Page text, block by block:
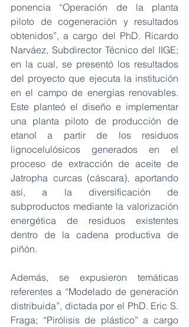
ponencia “Operación de la planta
piloto de cogeneración y resultados
obtenidos”, a cargo del PhD. Ricardo
Narváez, Subdirector Técnico del IIGE;
en la cual, se presentó los resultados
del proyecto que ejecuta la institución
en el campo de energías renovables.
Este planteó el diseño e implementar
una planta piloto de producción de
etanol a partir de los residuos
lignocelulósicos generados en el
proceso de extracción de aceite de
Jatropha curcas (cáscara), aportando
así, a la diversificación de
subproductos mediante la valorización
energética de residuos existentes
dentro de la cadena productiva de
piñón.
Además, se expusieron temáticas
referentes a “Modelado de generación
distribuida”, dictada por el PhD. Eric S.
Fraga; “Pirólisis de plástico” a cargo